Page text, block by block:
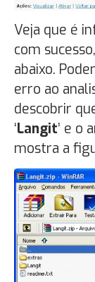
Veja que é
com
abaixo.
erro ao
descobrir
‘Langit’ e o
mostra a